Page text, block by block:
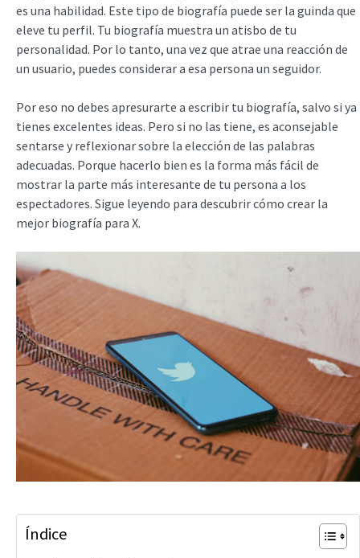
es una habilidad. Este tipo de biografía puede ser la guinda que
eleve tu perfil. Tu biografía muestra un atisbo de tu
personalidad. Por lo tanto, una vez que atrae una reacción de
un usuario, puedes considerar a esa persona un seguidor.
Por eso no debes apresurarte a escribir tu biografía, salvo si ya
tienes excelentes ideas. Pero si no las tiene, es aconsejable
sentarse y reflexionar sobre la elección de las palabras
adecuadas. Porque hacerlo bien es la forma más fácil de
mostrar la parte más interesante de tu persona a los
espectadores. Sigue leyendo para descubrir cómo crear la
mejor biografía para X.
Índice